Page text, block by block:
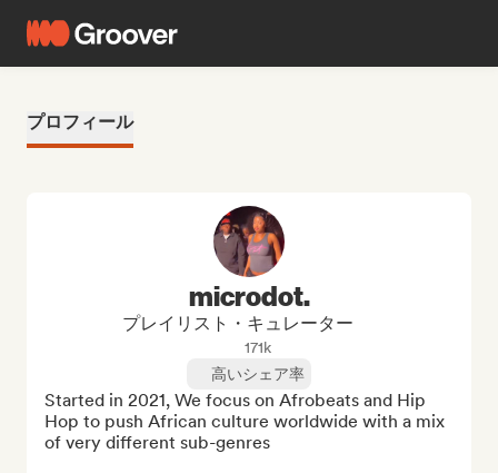
プロフィール
microdot.
プレイリスト・キュレーター
171k
高いシェア率
Started in 2021, We focus on Afrobeats and Hip
Hop to push African culture worldwide with a mix
of very different sub-genres